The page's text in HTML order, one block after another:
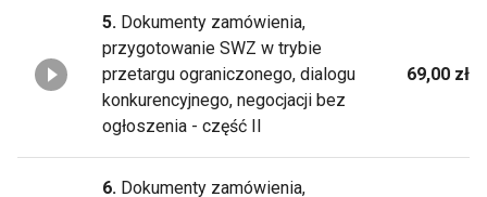
5. Dokumenty zamówienia,
przygotowanie SWZ w trybie
przetargu ograniczonego, dialogu
konkurencyjnego, negocjacji bez
ogłoszenia - część II
69,00 zł
6. Dokumenty zamówienia,